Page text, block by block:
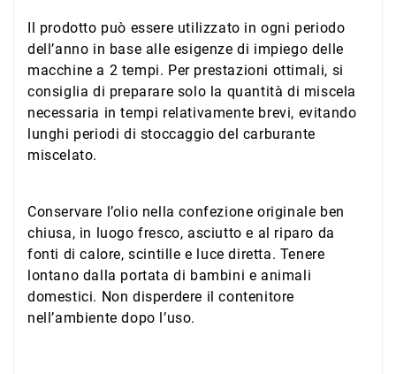
Il prodotto può essere utilizzato in ogni periodo
dell’anno in base alle esigenze di impiego delle
macchine a 2 tempi. Per prestazioni ottimali, si
consiglia di preparare solo la quantità di miscela
necessaria in tempi relativamente brevi, evitando
lunghi periodi di stoccaggio del carburante
miscelato.
Conservare l’olio nella confezione originale ben
chiusa, in luogo fresco, asciutto e al riparo da
fonti di calore, scintille e luce diretta. Tenere
lontano dalla portata di bambini e animali
domestici. Non disperdere il contenitore
nell’ambiente dopo l’uso.